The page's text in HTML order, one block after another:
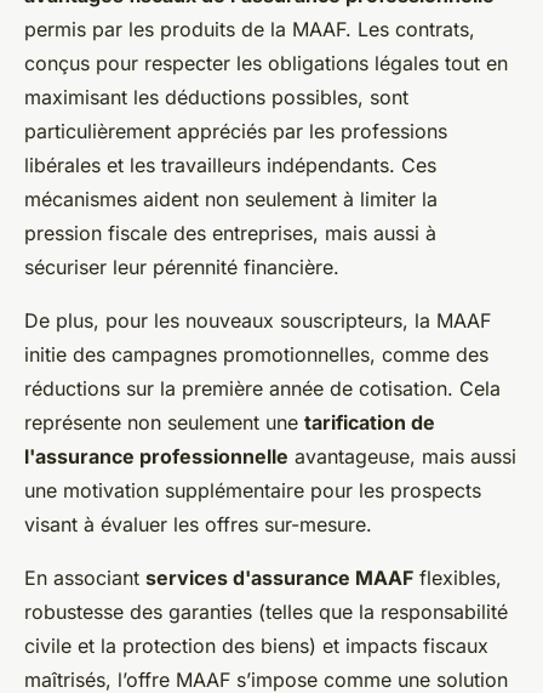
permis par les produits de la MAAF. Les contrats,
conçus pour respecter les obligations légales tout en
maximisant les déductions possibles, sont
particulièrement appréciés par les professions
libérales et les travailleurs indépendants. Ces
mécanismes aident non seulement à limiter la
pression fiscale des entreprises, mais aussi à
sécuriser leur pérennité financière.
De plus, pour les nouveaux souscripteurs, la MAAF
initie des campagnes promotionnelles, comme des
réductions sur la première année de cotisation. Cela
représente non seulement une tarification de
l'assurance professionnelle avantageuse, mais aussi
une motivation supplémentaire pour les prospects
visant à évaluer les offres sur-mesure.
En associant services d'assurance MAAF flexibles,
robustesse des garanties (telles que la responsabilité
civile et la protection des biens) et impacts fiscaux
maîtrisés, l’offre MAAF s’impose comme une solution